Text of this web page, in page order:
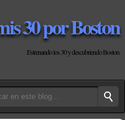
30 por Boston
Estrenando los 30 y descubriendo Boston